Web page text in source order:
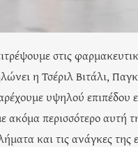
στις
η Τσέριλ Βιτάλι,
υψηλού επιπέδου
περισσότερο αυτή
και τις ανάγκες της